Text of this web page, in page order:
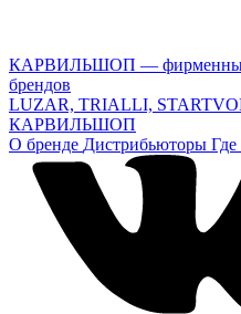
КАРВИЛЬШОП — фирменный
брендов
LUZAR, TRIALLI,
КАРВИЛЬШОП
О бренде Дистрибьюторы Где